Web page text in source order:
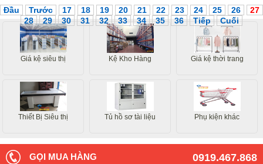
Đầu Trước 17 18 19 20 21 22 23 24 25 26
27
28
29 30 31 32 33 34 35 36 Tiếp Cuối
Giá kệ siêu thị Kệ Kho Hàng Giá kệ thời trang
Thiết Bị Siêu thị Tủ hồ sơ tài liệu Phụ kiện khác
0919.467.868
GỌI MUA HÀNG